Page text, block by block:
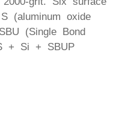
(aluminum oxide
(Single Bond
+ Si + SBUP